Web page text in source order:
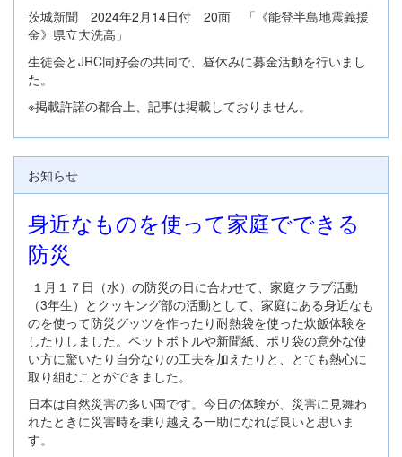
茨城新聞 2024年2月14日付 20面 「《能登半島地震義援
金》県立大洗高」
生徒会とJRC同好会の共同で、昼休みに募金活動を行いまし
た。
※掲載許諾の都合上、記事は掲載しておりません。
お知らせ
身近なものを使って家庭でできる
防災
１月１７日（水）の防災の日に合わせて、家庭クラブ活動
（3年生）とクッキング部の活動として、家庭にある身近なも
のを使って防災グッツを作ったり耐熱袋を使った炊飯体験を
したりしました。ペットボトルや新聞紙、ポリ袋の意外な使
い方に驚いたり自分なりの工夫を加えたりと、とても熱心に
取り組むことができました。
日本は自然災害の多い国です。今日の体験が、災害に見舞わ
れたときに災害時を乗り越える一助になれば良いと思いま
す。